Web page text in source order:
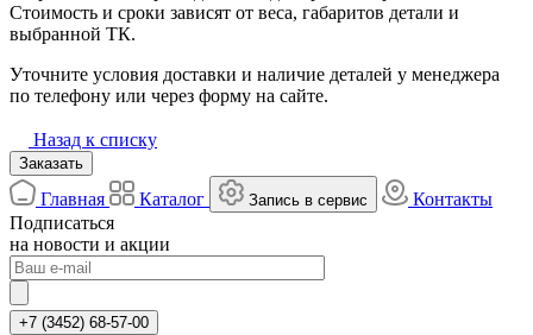
Стоимость и сроки зависят от веса, габаритов детали и
выбранной ТК.
Уточните условия доставки и наличие деталей у менеджера
по телефону или через форму на сайте.
Назад к списку
Заказать
Главная Каталог Запись в сервис
Контакты
Подписаться
на новости и акции
+7 (3452) 68-57-00